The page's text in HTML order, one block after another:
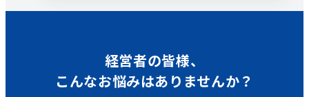
経営者の皆様、
こんなお悩みはありませんか？